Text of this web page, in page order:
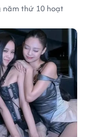
năm thứ 10 hoạt